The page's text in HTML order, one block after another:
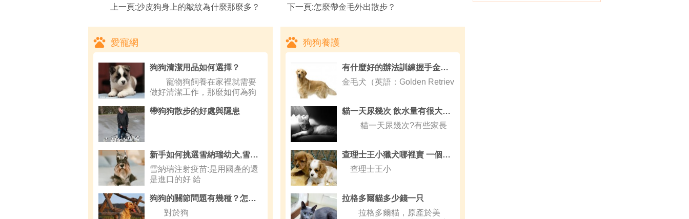
上一頁:沙皮狗身上的皺紋為什麼那麼多？ 下一頁:怎麼帶金毛外出散步？
愛寵網
狗狗清潔用品如何選擇？
寵物狗飼養在家裡就需要
做好清潔工作，那麼如何為狗
帶狗狗散步的好處與隱患
新手如何挑選雪納瑞幼犬,雪納瑞注射疫苗
雪納瑞注射疫苗:是用國產的還
是進口的好 給
狗狗的關節問題有幾種？怎麼護理狗狗關節疾病？
對於狗
狗狗養護
有什麼好的辦法訓練握手金毛犬握手
金毛犬（英語：Golden Retriev
貓一天尿幾次 飲水量有很大關系
貓一天尿幾次?有些家長
查理士王小獵犬哪裡賣 一個快樂小天使
查理士王小
拉格多爾貓多少錢一只
拉格多爾貓，原產於美